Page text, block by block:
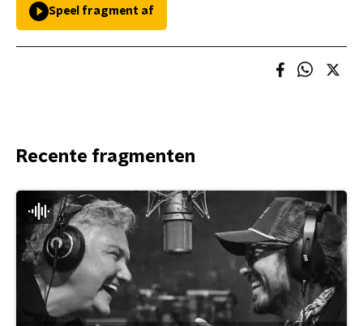
Speel fragment af
Recente fragmenten